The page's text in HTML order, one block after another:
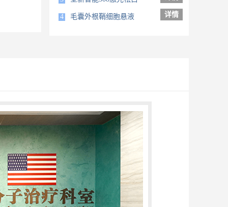
4 毛囊外根鞘细胞悬液 详情